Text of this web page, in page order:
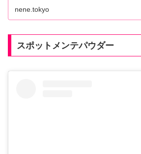
nene.tokyo
スポットメンテパウダー